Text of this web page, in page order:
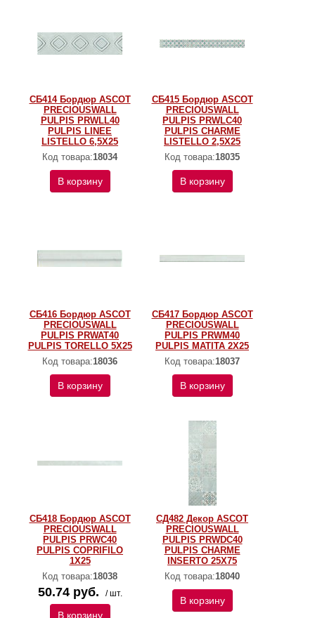
СБ414 Бордюр ASCOT
PRECIOUSWALL
PULPIS PRWLL40
PULPIS LINEE
LISTELLO 6,5X25
Код товара:18034
В корзину
СБ415 Бордюр ASCOT
PRECIOUSWALL
PULPIS PRWLC40
PULPIS CHARME
LISTELLO 2,5X25
Код товара:18035
В корзину
СБ416 Бордюр ASCOT
PRECIOUSWALL
PULPIS PRWAT40
PULPIS TORELLO 5X25
Код товара:18036
В корзину
СБ417 Бордюр ASCOT
PRECIOUSWALL
PULPIS PRWM40
PULPIS MATITA 2X25
Код товара:18037
В корзину
СБ418 Бордюр ASCOT
PRECIOUSWALL
PULPIS PRWC40
PULPIS COPRIFILO
1X25
Код товара:18038
50.74 руб. / шт.
В корзину
СД482 Декор ASCOT
PRECIOUSWALL
PULPIS PRWDC40
PULPIS CHARME
INSERTO 25X75
Код товара:18040
В корзину